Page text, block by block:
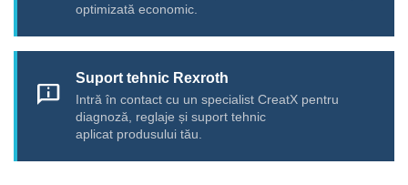
optimizată economic.
chat_info
Suport tehnic Rexroth
Intră în contact cu un specialist CreatX pentru
diagnoză, reglaje și suport tehnic
aplicat produsului tău.